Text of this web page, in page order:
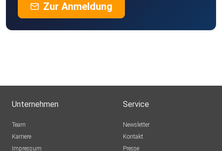
Zur Anmeldung
Unternehmen
Team
Karriere
Impressum
Service
Newsletter
Kontakt
Presse